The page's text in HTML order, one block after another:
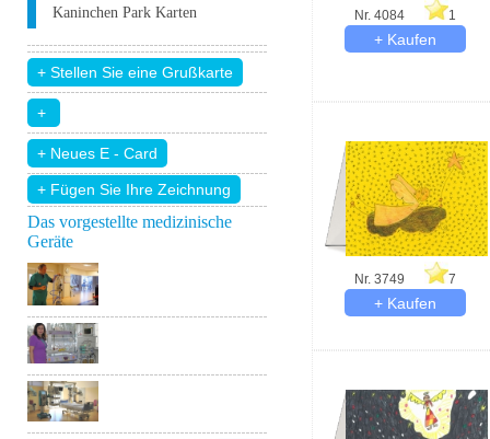
Kaninchen Park Karten
+ Fügen Sie Ihre Zeichnung
Das vorgestellte medizinische
Geräte
Nr. 4084 1
Nr. 3749 7